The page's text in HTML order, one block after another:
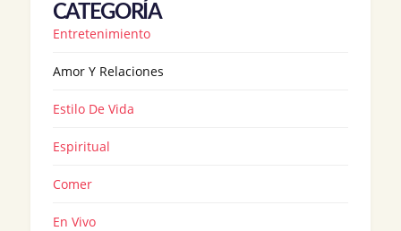
CATEGORÍA
Entretenimiento
Amor Y Relaciones
Estilo De Vida
Espiritual
Comer
En Vivo